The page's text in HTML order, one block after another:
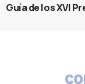
Guía de los XVI